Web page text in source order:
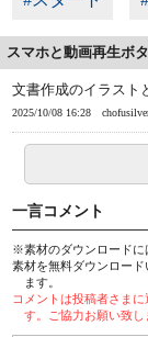
スマホと動画再生ボ
文書作成のイラスト
2025/10/08 16:28
一言コメント
※素材のダウンロードに
素材を無料ダウンロー
ます。
コメントは投稿者さま
す。ご協力お願い致し